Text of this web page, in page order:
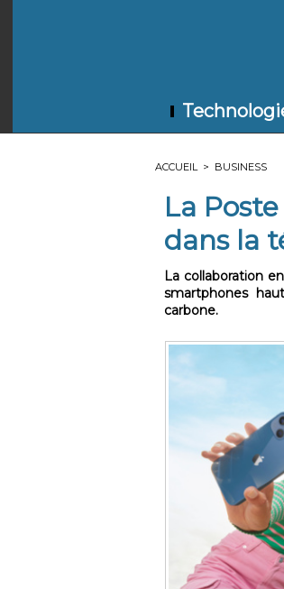
ACCUEIL > BUSINESS
La
dans la
La collaboration
smartphones
carbone.